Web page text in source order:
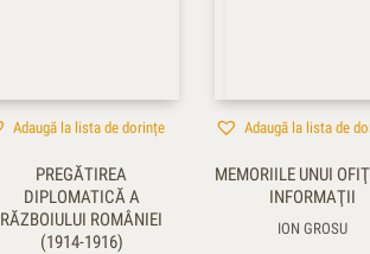
Adaugă la lista de dorințe
PREGĂTIREA
DIPLOMATICĂ A
RĂZBOIULUI ROMÂNIEI
(1914-1916)
Adaugă la lista de
MEMORIILE UNUI
INFORMAŢII
ION GROSU